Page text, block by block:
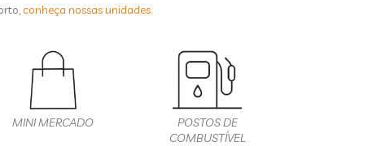
conheça nossas unidades.
MINI MERCADO
POSTOS DE
COMBUSTÍVEL